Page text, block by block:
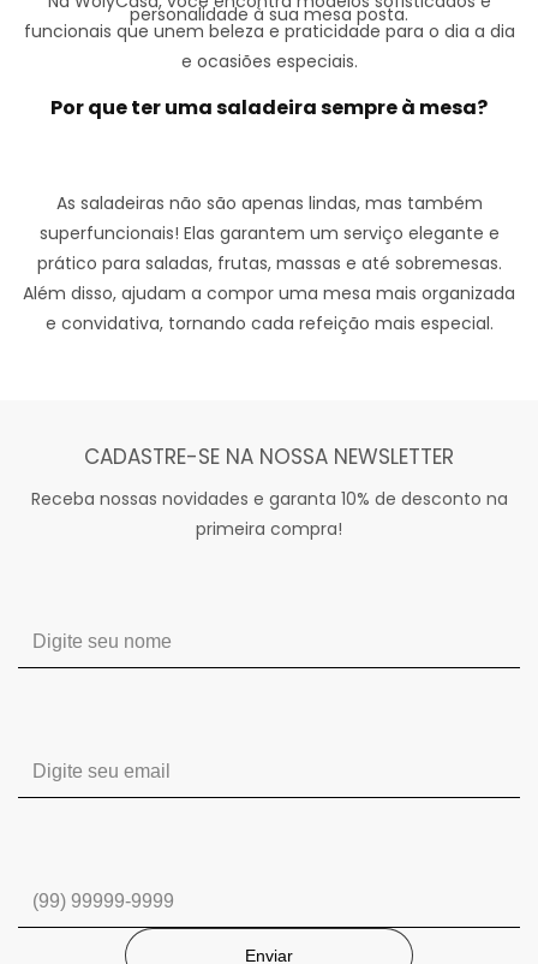
personalidade à sua mesa posta.
funcionais que unem beleza e praticidade para o dia a dia
e ocasiões especiais.
Por que ter uma saladeira sempre à mesa?
As saladeiras não são apenas lindas, mas também
superfuncionais! Elas garantem um serviço elegante e
prático para saladas, frutas, massas e até sobremesas.
Além disso, ajudam a compor uma mesa mais organizada
e convidativa, tornando cada refeição mais especial.
CADASTRE-SE NA NOSSA NEWSLETTER
Receba nossas novidades e garanta 10% de desconto na
primeira compra!
Enviar